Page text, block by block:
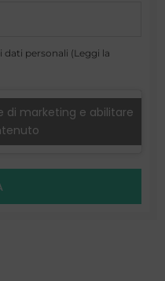
personali (Leggi la
di marketing e abilitare